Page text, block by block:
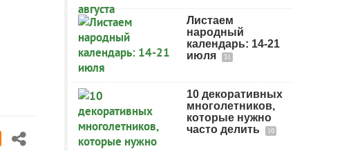
Листаем
народный
календарь: 14-21
июля
31
10 декоративных
многолетников,
которые нужно
часто делить
10